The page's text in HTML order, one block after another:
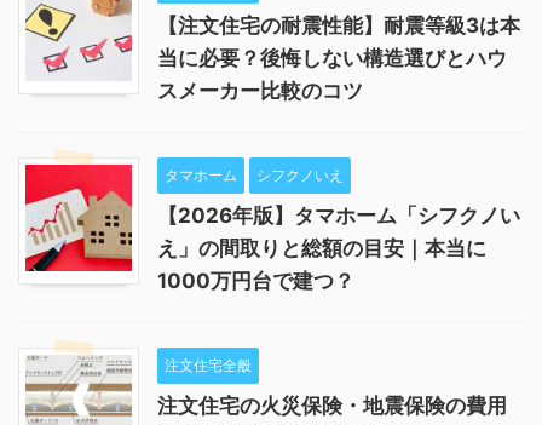
【注文住宅の耐震性能】耐震等級3は本
当に必要？後悔しない構造選びとハウ
スメーカー比較のコツ
タマホーム シフクノいえ
【2026年版】タマホーム「シフクノい
え」の間取りと総額の目安｜本当に
1000万円台で建つ？
注文住宅全般
注文住宅の火災保険・地震保険の費用